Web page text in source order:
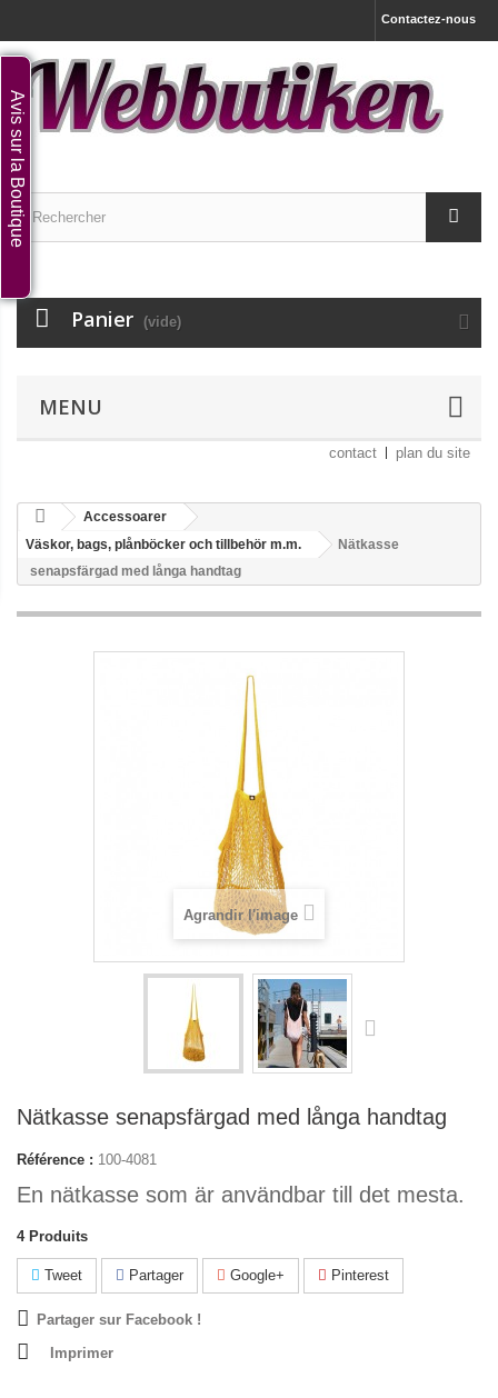
Contactez-nous
Panier (vide)
MENU
contact plan du site
Accessoarer
Väskor, bags, plånböcker och tillbehör m.m.
Nätkasse
senapsfärgad med långa handtag
Agrandir l'image
Nätkasse senapsfärgad med långa handtag
Référence : 100-4081
En nätkasse som är användbar till det mesta.
4 Produits
Tweet Partager Google+ Pinterest
Partager sur Facebook !
Imprimer
Avis sur la Boutique